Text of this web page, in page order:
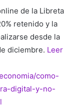
de la Libreta
retenido y la
desde la
diciembre. Leer
como-
digital-y-no-